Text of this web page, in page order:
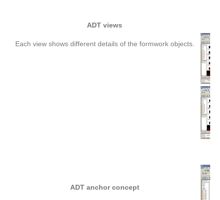
ADT views
Each view shows different details of the formwork objects.
ADT anchor concept